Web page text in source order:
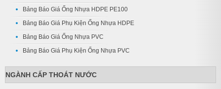
Bảng Báo Giá Ống Nhựa HDPE PE100
Bảng Báo Giá Phụ Kiện Ống Nhựa HDPE
Bảng Báo Giá Ống Nhựa PVC
Bảng Báo Giá Phụ Kiện Ống Nhựa PVC
NGÀNH CẤP THOÁT NƯỚC